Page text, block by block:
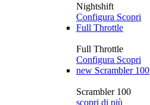
Nightshift
Configura Scopri
Full Throttle
Full Throttle
Configura Scopri
new Scrambler 100
Scrambler 100
scopri di più